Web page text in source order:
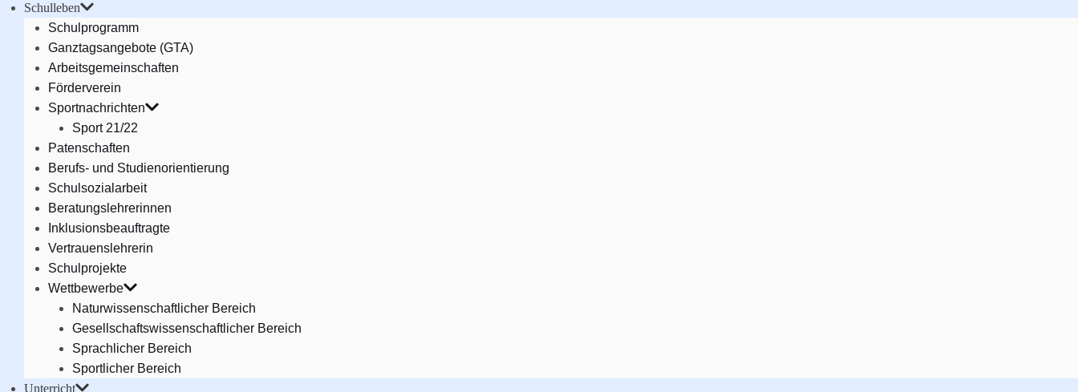
Schulleben
Schulprogramm
Ganztagsangebote (GTA)
Arbeitsgemeinschaften
Förderverein
Sportnachrichten
Sport 21/22
Patenschaften
Berufs- und Studienorientierung
Schulsozialarbeit
Beratungslehrerinnen
Inklusionsbeauftragte
Vertrauenslehrerin
Schulprojekte
Wettbewerbe
Naturwissenschaftlicher Bereich
Gesellschaftswissenschaftlicher Bereich
Sprachlicher Bereich
Sportlicher Bereich
Unterricht